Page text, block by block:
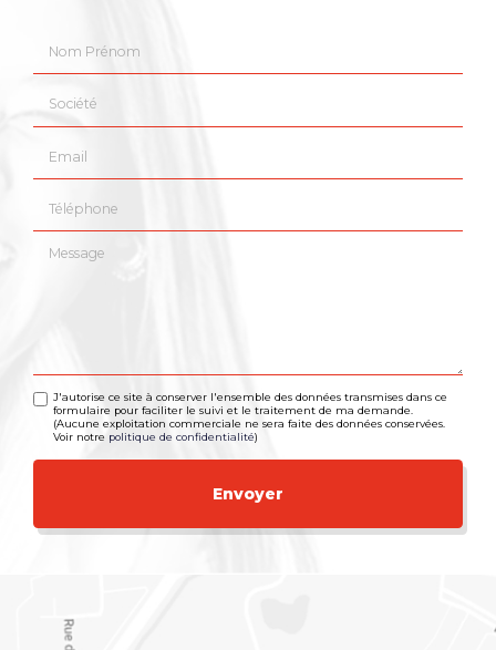
Message
J'autorise ce site à conserver l'ensemble des données transmises dans ce
formulaire pour faciliter le suivi et le traitement de ma demande.
(Aucune exploitation commerciale ne sera faite des données conservées.
Voir notre politique de confidentialité)